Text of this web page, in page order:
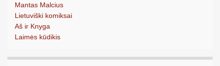
Mantas Malcius
Lietuviški komiksai
Aš ir Knyga
Laimės kūdikis